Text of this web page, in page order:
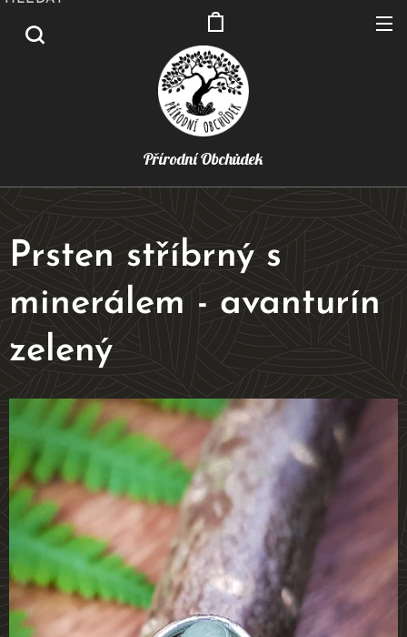
Přírodní Obchůdek
Prsten stříbrný s
minerálem - avanturín
zelený